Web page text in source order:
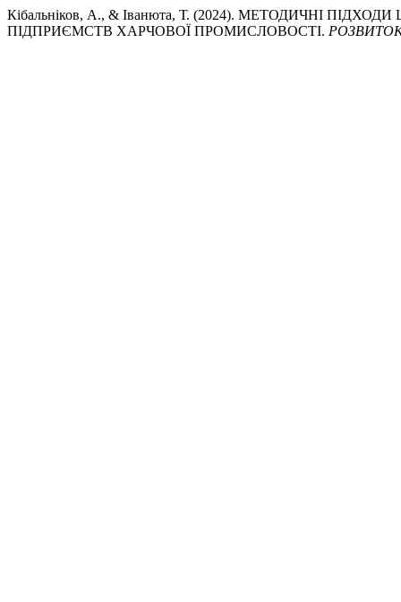
Кібальніков, А., & Іванюта, Т. (2024). МЕТОДИЧНІ
ПІДПРИЄМСТВ ХАРЧОВОЇ ПРОМИСЛОВОСТІ.